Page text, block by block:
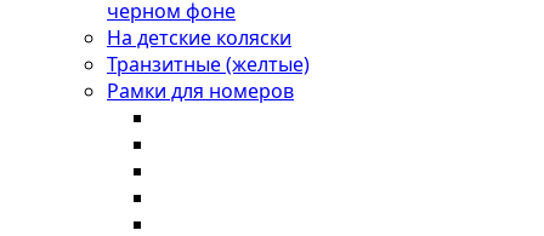
черном фоне
На детские коляски
Транзитные (желтые)
Рамки для номеров